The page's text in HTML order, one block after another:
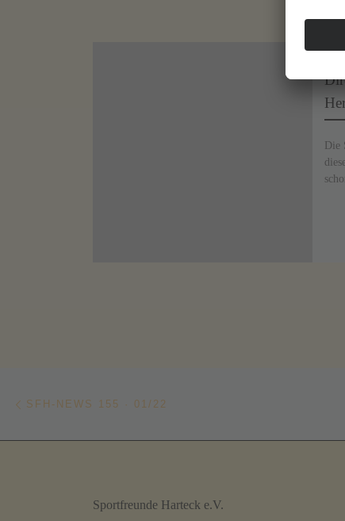
Die
Beitragsnavigation
SFH-NEWS 155 · 01/22
Sportfreunde Harteck e.V.